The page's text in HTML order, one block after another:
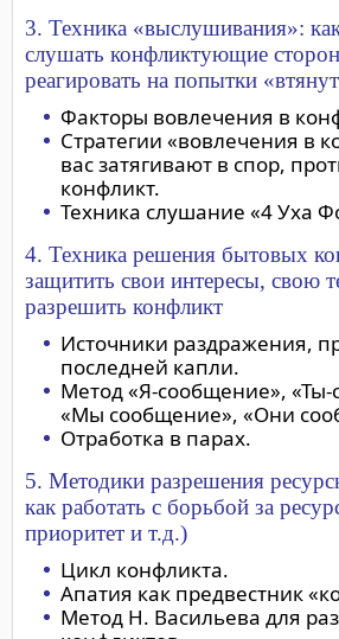
3. Техника «выслушивания»:
слушать конфликтующие
реагировать на попытки
Факторы вовлечения в
Стратегии «вовлечения в
вас затягивают в спор,
конфликт.
Техника слушание «4 Уха
4. Техника решения бытовых
защитить свои интересы, свою
разрешить конфликт
Источники раздражения,
последней капли.
Метод «Я-сообщение»,
«Мы сообщение», «Они
Отработка в парах.
5. Методики разрешения
как работать с борьбой за
приоритет и т.д.)
Цикл конфликта.
Апатия как предвестник
Метод Н. Васильева для